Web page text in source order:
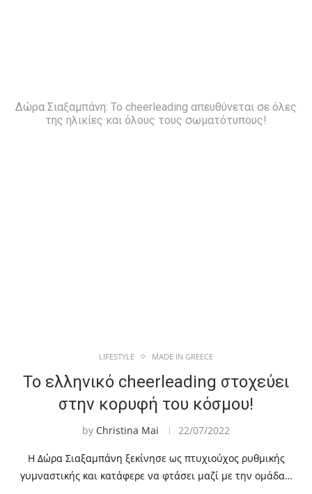
Δώρα Σιαξαμπάνη: Το cheerleading απευθύνεται σε όλες
της ηλικίες και όλους τους σωματότυπους!
LIFESTYLE MADE IN GREECE
Το ελληνικό cheerleading στοχεύει
στην κορυφή του κόσμου!
by Christina Mai 22/07/2022
Η Δώρα Σιαξαμπάνη ξεκίνησε ως πτυχιούχος ρυθμικής
γυμναστικής και κατάφερε να φτάσει μαζί με την ομάδα…